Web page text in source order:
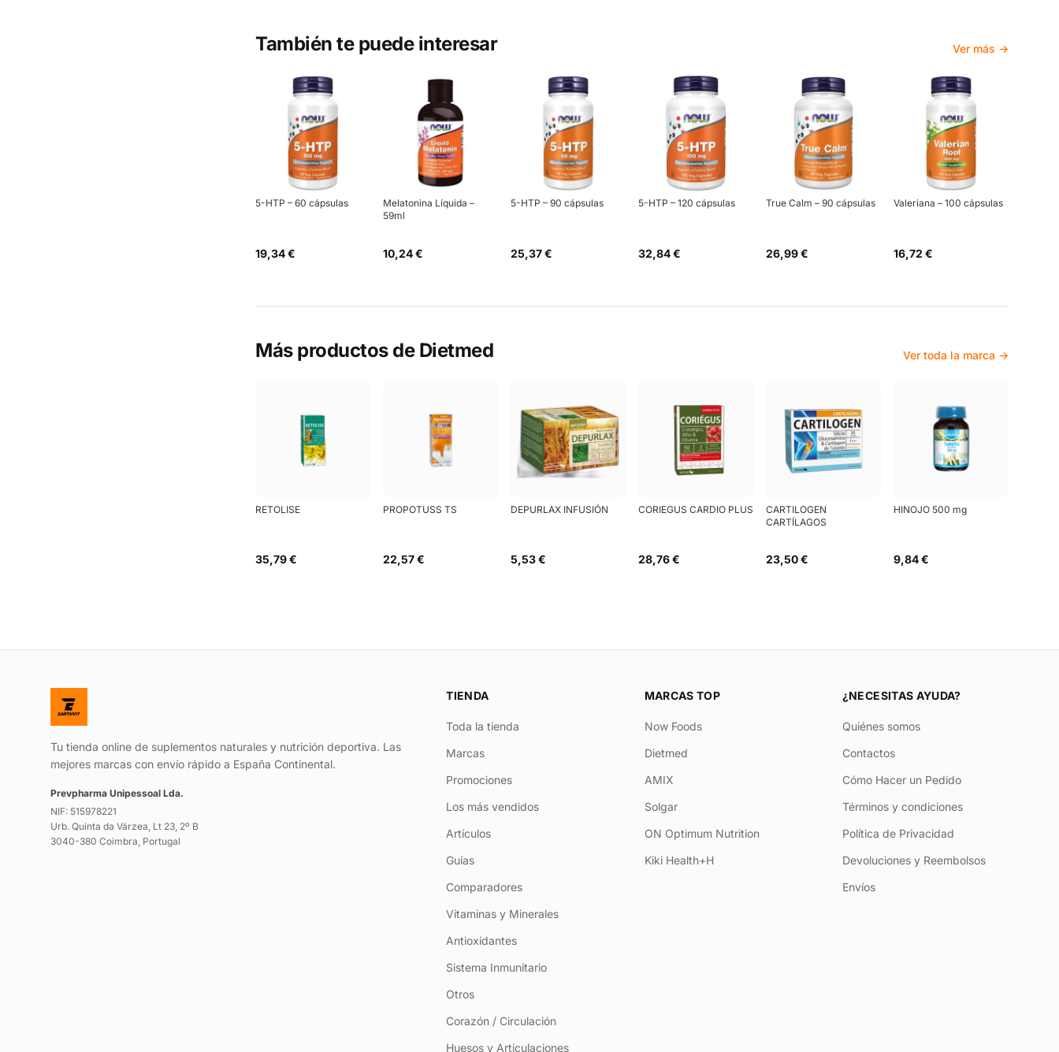
También te puede interesar Ver más →
5-HTP – 60 cápsulas
19,34 €
Melatonina Líquida –
59ml
10,24 €
5-HTP – 90 cápsulas
25,37 €
5-HTP – 120 cápsulas
32,84 €
True Calm – 90 cápsulas
26,99 €
Valeriana – 100 cápsulas
16,72 €
Más productos de Dietmed Ver toda la marca →
RETOLISE
35,79 €
PROPOTUSS TS
22,57 €
DEPURLAX INFUSIÓN
5,53 €
CORIEGUS CARDIO PLUS
28,76 €
CARTILOGEN
CARTÍLAGOS
23,50 €
HINOJO 500 mg
9,84 €
Tu tienda online de suplementos naturales y nutrición deportiva. Las
mejores marcas con envío rápido a España Continental.
Prevpharma Unipessoal Lda.
NIF: 515978221
Urb. Quinta da Várzea, Lt 23, 2º B
3040-380 Coimbra, Portugal
TIENDA
Toda la tienda
Marcas
Promociones
Los más vendidos
Artículos
Guías
Comparadores
Vitaminas y Minerales
Antioxidantes
Sistema Inmunitario
Otros
Corazón / Circulación
Huesos y Articulaciones
MARCAS TOP
Now Foods
Dietmed
AMIX
Solgar
ON Optimum Nutrition
Kiki Health+H
¿NECESITAS AYUDA?
Quiénes somos
Contactos
Cómo Hacer un Pedido
Términos y condiciones
Política de Privacidad
Devoluciones y Reembolsos
Envíos